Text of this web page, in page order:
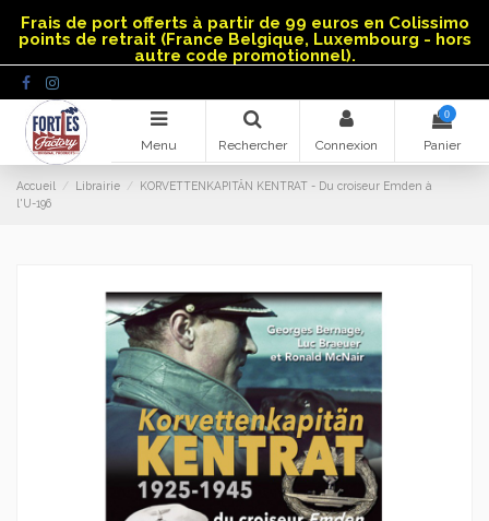
Frais de port offerts à partir de 99 euros en Colissimo
points de retrait (France Belgique, Luxembourg - hors
autre code promotionnel).
Menu Rechercher Connexion
0
Panier
Accueil Librairie
KORVETTENKAPITÄN KENTRAT - Du croiseur Emden à
l'U-196